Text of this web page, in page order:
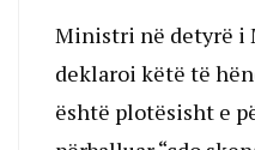
Ministri në detyrë i
deklaroi këtë të
është plotësisht e